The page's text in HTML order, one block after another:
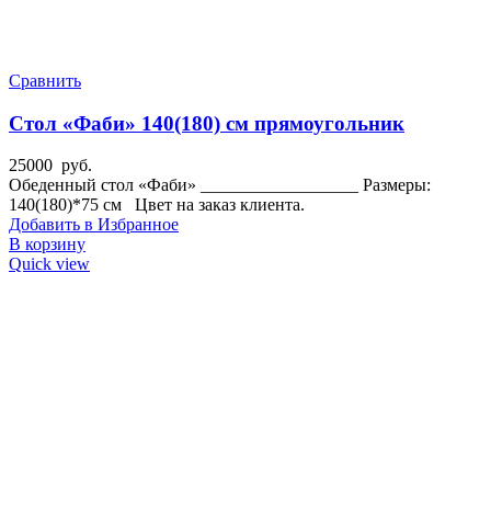
Сравнить
Стол «Фаби» 140(180) см прямоугольник
25000 руб.
Обеденный стол «Фаби» __________________ Размеры:
140(180)*75 см Цвет на заказ клиента.
Добавить в Избранное
В корзину
Quick view